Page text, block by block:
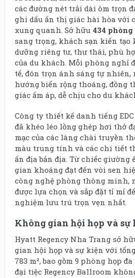
các đường nét trải dài ôm trọn
ghi dấu ấn thị giác hài hòa với
xung quanh. Sở hữu 434
sang trọng, khách sạn kiến
dưỡng riêng tư, thư thái, phù
của du khách. Mỗi phòng nghỉ
tế, đón trọn ánh sáng tự nhiên,
hướng biển rộng thoáng, đồng
giác ấm áp, dễ chịu cho du
Công ty thiết kế danh tiếng EDC
đã khéo léo lồng ghép hơi thở
mạc của các làng chài truyền
màu trung tính và các chi tiết
ấn địa bản địa. Từ chiếc giường
gian khoáng đạt đến vòi sen
công nghệ phòng thông minh,
được lựa chọn và sắp đặt tỉ mỉ
nghiệm lưu trú trọn vẹn nhất.
Không gian hội họp và
Hyatt Regency Nha Trang sở
gian hội họp và sự kiện với
783 m², bao gồm 9 phòng họp
đại tiệc Regency Ballroom